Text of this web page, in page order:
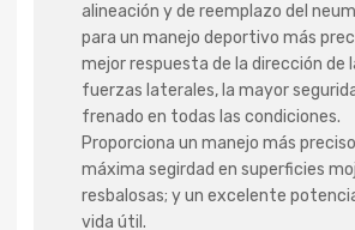
alineación y de reemplazo del
para un manejo deportivo más
mejor respuesta de la dirección de
fuerzas laterales, la mayor
frenado en todas las condiciones.
Proporciona un manejo más
máxima segirdad en superficies
resbalosas; y un excelente
vida útil.